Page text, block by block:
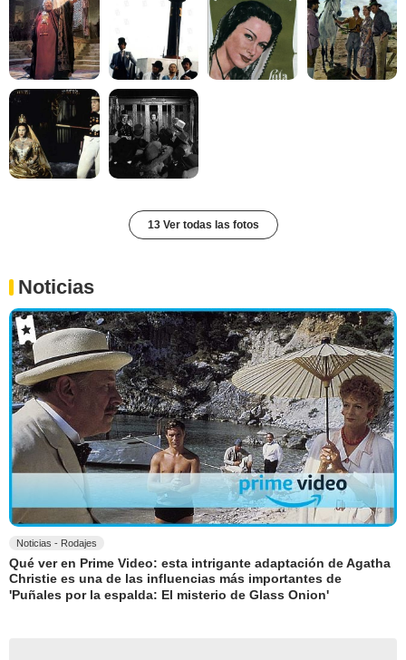
13 Ver todas las fotos
Noticias
Noticias - Rodajes
Qué ver en Prime Video: esta intrigante adaptación de Agatha
Christie es una de las influencias más importantes de
'Puñales por la espalda: El misterio de Glass Onion'